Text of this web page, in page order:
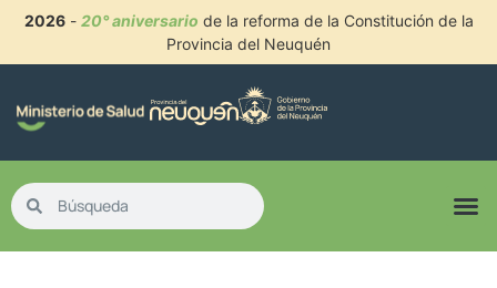
2026- 20° aniversario de la reforma de la Constitución de la
Provincia del Neuquén